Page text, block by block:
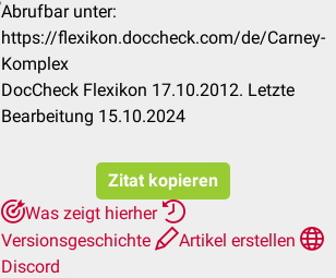
Abrufbar unter:
https://flexikon.doccheck.com/de/Carney-
Komplex
DocCheck Flexikon 17.10.2012. Letzte
Bearbeitung 15.10.2024
Zitat kopieren
Was zeigt hierher
Versionsgeschichte
Artikel erstellen
Discord